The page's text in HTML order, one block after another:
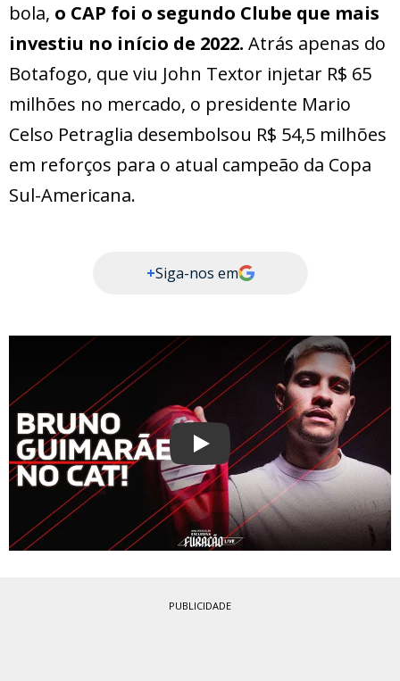
bola, o CAP foi o segundo Clube que mais
investiu no início de 2022. Atrás apenas do
Botafogo, que viu John Textor injetar R$ 65
milhões no mercado, o presidente Mario
Celso Petraglia desembolsou R$ 54,5 milhões
em reforços para o atual campeão da Copa
Sul-Americana.
+Siga-nos em
Play
PUBLICIDADE